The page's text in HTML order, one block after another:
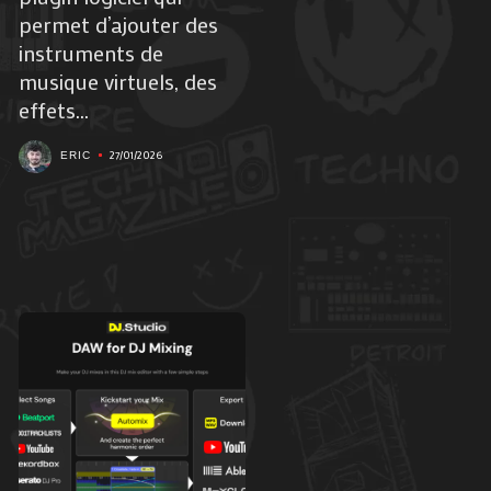
permet d’ajouter des
instruments de
musique virtuels, des
effets...
ERIC 27/01/2026